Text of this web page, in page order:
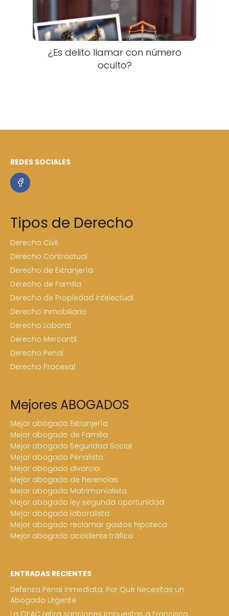
¿Es delito llamar con número
oculto?
REDES SOCIALES
Tipos de Derecho
Derecho Civil
Derecho Contractual
Derecho de Extranjería
Derecho de Familia
Derecho de Propiedad Intelectual
Derecho Inmobiliario
Derecho Laboral
Derecho Mercantil
Derecho Penal
Derecho Procesal
Mejores ABOGADOS
Mejor abogado Extranjería
Mejor abogado de Familia
Mejor abogado Seguridad Social
Mejor abogado Penalista
Mejor abogado divorcio
Mejor abogado de herencias
Mejor abogado Matrimonialista
Mejor abogado ley segunda oportunidad
Mejor abogado laboralista
Mejor abogado reclamar gastos hipoteca
Mejor abogado accidente tráfico
ENTRADAS RECIENTES
Defensa Penal Inmediata: Por Qué Necesitas un
Abogado Urgente
La OFAC retira sanciones impuestas a Francisco